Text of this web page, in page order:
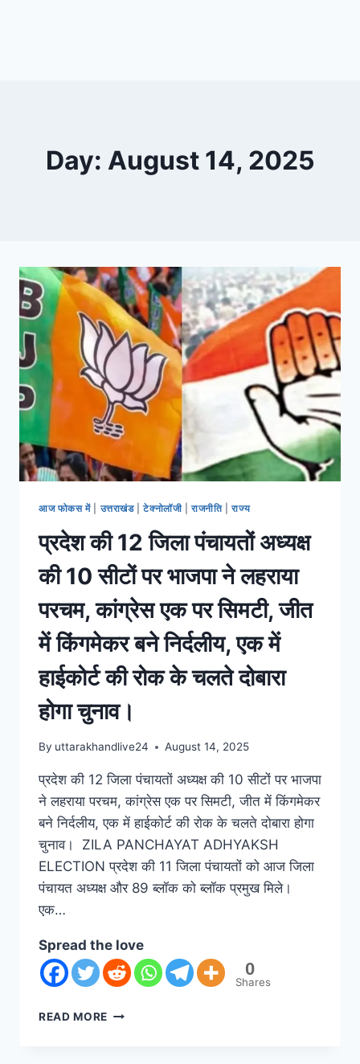
Day: August 14, 2025
आज फोकस में| उत्तराखंड|टेक्नोलॉजी|राजनीति|राज्य
प्रदेश की 12 जिला पंचायतों अध्यक्ष
की 10 सीटों पर भाजपा ने लहराया
परचम, कांग्रेस एक पर सिमटी, जीत
में किंगमेकर बने निर्दलीय, एक में
हाईकोर्ट की रोक के चलते दोबारा
होगा चुनाव।
By uttarakhandlive24 August 14, 2025
प्रदेश की 12 जिला पंचायतों अध्यक्ष की 10 सीटों पर भाजपा
ने लहराया परचम, कांग्रेस एक पर सिमटी, जीत में किंगमेकर
बने निर्दलीय, एक में हाईकोर्ट की रोक के चलते दोबारा होगा
चुनाव। ZILA PANCHAYAT ADHYAKSH
ELECTION प्रदेश की 11 जिला पंचायतों को आज जिला
पंचायत अध्यक्ष और 89 ब्लॉक को ब्लॉक प्रमुख मिले।
एक…
Spread the love
0
Shares
READ MORE